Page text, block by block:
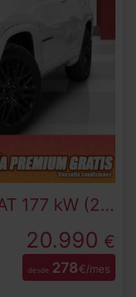
1.3 PHEV S 4Xe AT 177 kW (240 CV)
20.990 €
desde 278€/mes